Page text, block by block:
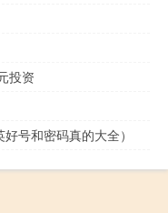
投资
号和密码真的大全）